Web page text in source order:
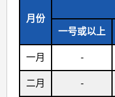
计
料
月份
一号或以上
一月 -
二月 -